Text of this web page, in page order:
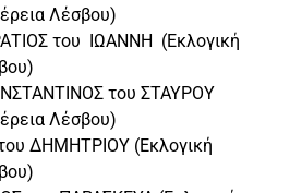
Λέσβου)
του ΙΩΑΝΝΗ (Εκλογική
του ΣΤΑΥΡΟΥ
Λέσβου)
ΔΗΜΗΤΡΙΟΥ (Εκλογική